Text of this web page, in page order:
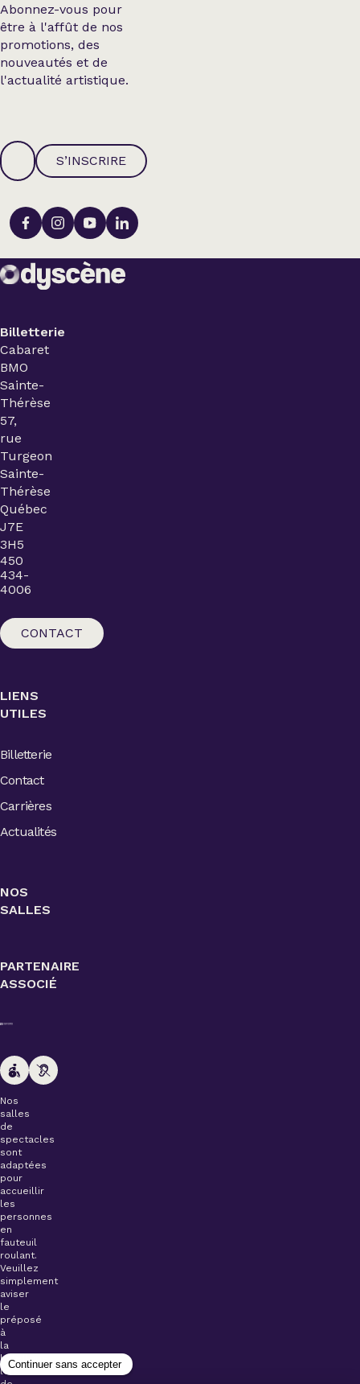
Abonnez-vous pour
être à l'affût de nos
promotions, des
nouveautés et de
l'actualité artistique.
S’INSCRIRE
Billetterie
Cabaret
BMO
Sainte-
Thérèse
57,
rue
Turgeon
Sainte-
Thérèse
Québec
J7E
3H5
450
434-
4006
CONTACT
LIENS
UTILES
Billetterie
Contact
Carrières
Actualités
NOS
SALLES
PARTENAIRE
ASSOCIÉ
Nos
salles
de
spectacles
sont
adaptées
pour
accueillir
les
personnes
en
fauteuil
roulant.
Veuillez
simplement
aviser
le
préposé
à
la
billetterie
lors